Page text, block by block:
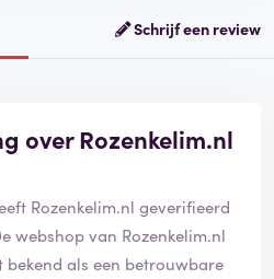
Schrijf een review
over Rozenkelim.nl
Rozenkelim.nl geverifieerd
webshop van Rozenkelim.nl
als een betrouwbare